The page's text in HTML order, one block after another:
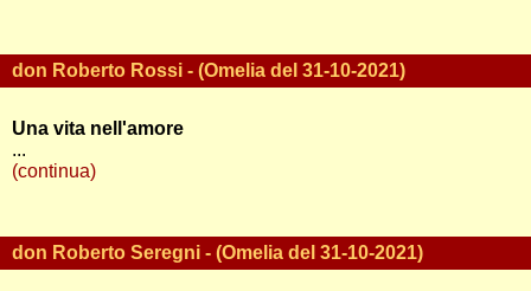
don Roberto Rossi - (Omelia del 31-10-2021)
Una vita nell'amore
...
(continua)
don Roberto Seregni - (Omelia del 31-10-2021)